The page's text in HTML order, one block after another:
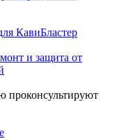
КавиБластер
и защита от
проконсультируют